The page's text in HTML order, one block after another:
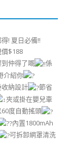
! 夏日必備!!
價$188
仲得了嘅
係
介紹你
納設計
節省
夾或掛在嬰兒車
度自動搖頭
內置1800mAh
可拆卸網罩清洗